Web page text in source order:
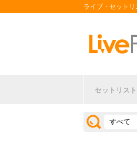
ライブ・セット
セットリスト
[2026/07/28]